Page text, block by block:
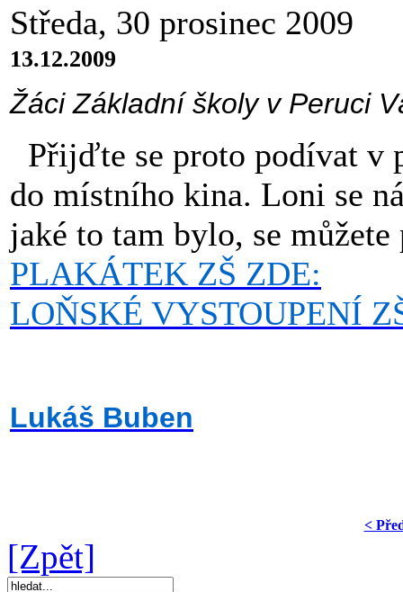
Středa, 30 prosinec 2009
13.12.2009
Žáci Základní školy v Peruci
Přijďte se proto podívat v
do místního kina. Loni se
jaké to tam bylo, se
PLAKÁTEK ZŠ ZDE:
LOŇSKÉ VYSTOUPENÍ
Lukáš Buben
<
[Zpět]